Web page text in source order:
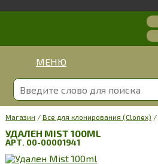
МЕНЮ
Магазин / Все для клонирования (Clonex) /
УДАЛЕН MIST 100ML
АРТ. 00-00001941